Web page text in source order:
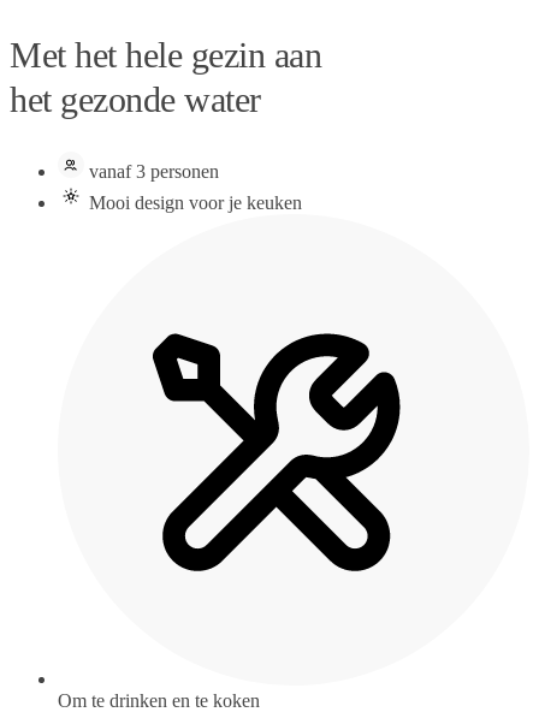
Met het hele gezin aan
het gezonde water
vanaf 3 personen
Mooi design voor je keuken
Om te drinken en te koken